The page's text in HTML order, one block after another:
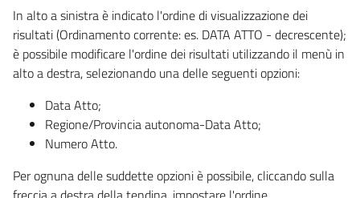
In alto a sinistra è indicato l'ordine di visualizzazione dei
risultati (Ordinamento corrente: es. DATA ATTO - decrescente);
è possibile modificare l'ordine dei risultati utilizzando il menù in
alto a destra, selezionando una delle seguenti opzioni:
Data Atto;
Regione/Provincia autonoma-Data Atto;
Numero Atto.
Per ognuna delle suddette opzioni è possibile, cliccando sulla